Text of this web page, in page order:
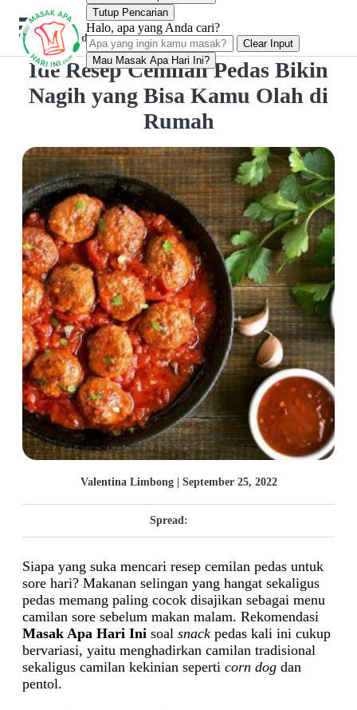
Tutup Pencarian
Halo, apa yang Anda cari?
Clear Input
Mau Masak Apa Hari Ini?
Inspirasi-dapur
Ide Resep Cemilan Pedas Bikin
Nagih yang Bisa Kamu Olah di
Rumah
Valentina Limbong | September 25, 2022
Spread:
Siapa yang suka mencari resep cemilan pedas untuk
sore hari? Makanan selingan yang hangat sekaligus
pedas memang paling cocok disajikan sebagai menu
camilan sore sebelum makan malam. Rekomendasi
Masak Apa Hari Ini soal snack pedas kali ini cukup
bervariasi, yaitu menghadirkan camilan tradisional
sekaligus camilan kekinian seperti corn dog dan
pentol.